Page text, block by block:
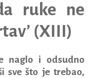
ruke ne
(XIII)
naglo i odsudno
sve što je trebao,